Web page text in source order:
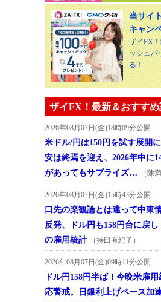
当サイ
キャン
ザイFX！
ッシュバ
る！
ザイFX！最新＆おすすめ
2026年08月07日(金)18時09分公開
米ドル/円は150円を試す展開
安は終焉を迎え、2026年中に
があってもサプライズ…
（陳
2026年08月07日(金)15時43分公開
口先の楽観論とは違って中東
反発、ドル円も158円台に戻
の雇用統計
（持田有紀子）
2026年08月07日(金)09時11分公開
ドル円158円半ば！今晩米雇
応警戒。日銀利上げペース加